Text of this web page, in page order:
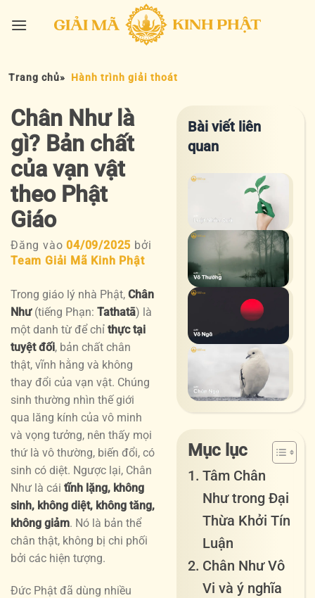
qua
Trang chủ» Hành trình giải thoát
Chân Như là
gì? Bản chất
của vạn vật
theo Phật
Giáo
Đăng vào04/09/2025 bởi
Team Giải Mã Kinh Phật
Trong giáo lý nhà Phật, Chân
Như(tiếng Phạn: Tathatā) là
một danh từ để chỉ thực tại
tuyệt đối, bản chất chân
thật, vĩnh hằng và không
thay đổi của vạn vật. Chúng
sinh thường nhìn thế giới
qua lăng kính của vô minh
và vọng tưởng, nên thấy mọi
thứ là vô thường, biến đổi, có
sinh có diệt. Ngược lại, Chân
Như là cái tĩnh lặng, không
sinh, không diệt, không tăng,
không giảm. Nó là bản thể
chân thật, không bị chi phối
bởi các hiện tượng.
Đức Phật đã dùng nhiều
Bài viết liên
quan
quả:
để
an
–
về
sự
của
–
giải
đau
–
Mục lục
Tâm Chân
Như trong Đại
Thừa Khởi Tín
Luận
Chân Như Vô
Vi và ý nghĩa